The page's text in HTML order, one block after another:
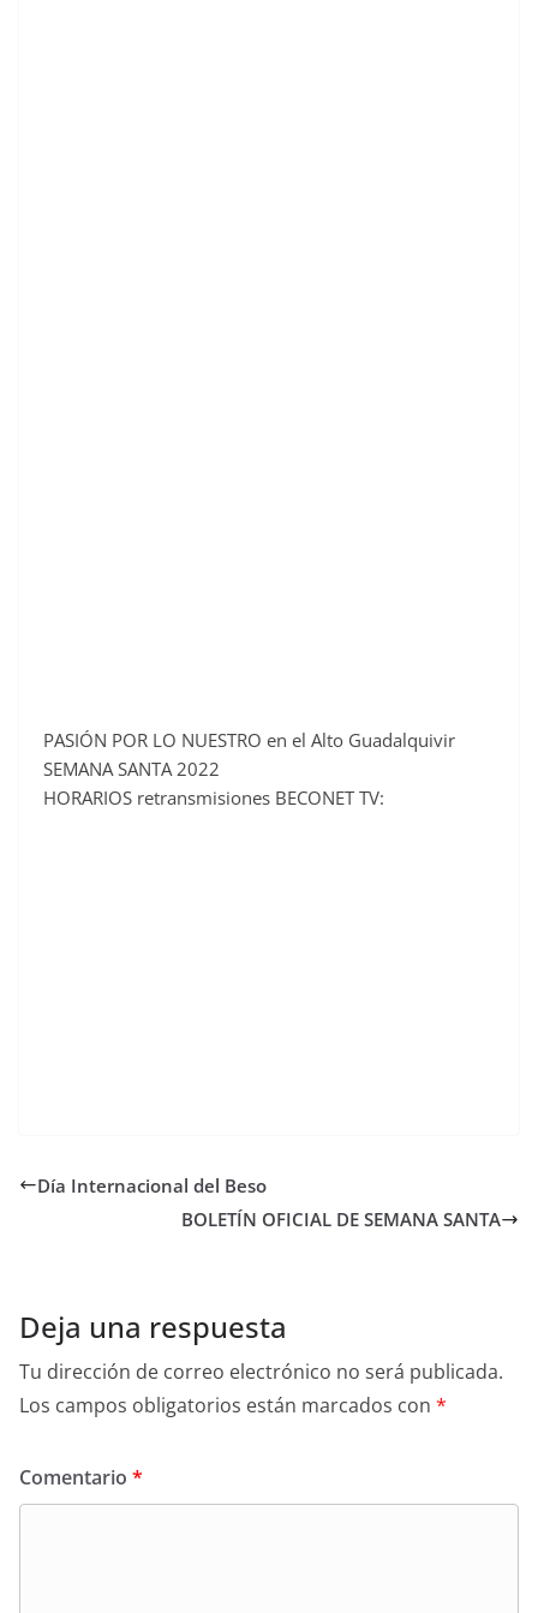
PASIÓN POR LO NUESTRO en el Alto Guadalquivir
SEMANA SANTA 2022
HORARIOS retransmisiones BECONET TV:
Día Internacional del Beso
BOLETÍN OFICIAL DE SEMANA SANTA
Deja una respuesta
Tu dirección de correo electrónico no será publicada.
Los campos obligatorios están marcados con *
Comentario *